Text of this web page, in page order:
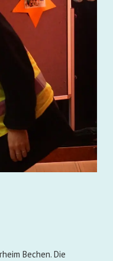
Bechen. Die